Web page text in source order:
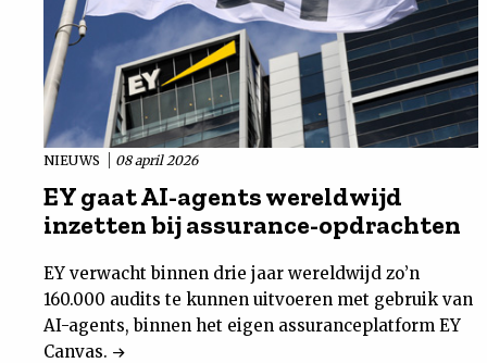
NIEUWS 08 april 2026
EY gaat AI-agents wereldwijd
inzetten bij assurance-opdrachten
EY verwacht binnen drie jaar wereldwijd zo’n
160.000 audits te kunnen uitvoeren met gebruik van
AI-agents, binnen het eigen assuranceplatform EY
Canvas.